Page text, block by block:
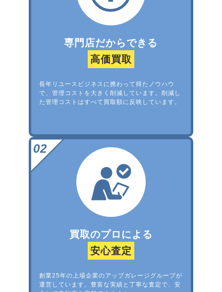
専門店だからできる
高価買取
長年リユースビジネスに携わって得たノウハウ
で、管理コストを大きく削減しています。削減し
た管理コストはすべて買取額に反映しています。
買取のプロによる
安心査定
創業25年の上場企業のアップガレージグループが
運営しています。豊富な実績と丁寧な査定で、安